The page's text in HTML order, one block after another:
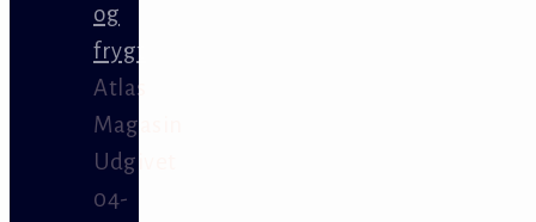
og
frygt
Atlas
Magasin
Udgivet
04-